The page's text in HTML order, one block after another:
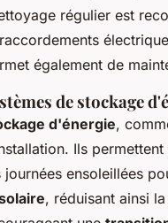
régulier est
également de
de stockage
d'énergie,
Ils
journées ensoleillées
, réduisant ainsi